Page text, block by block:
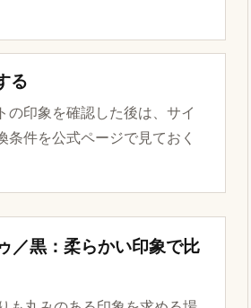
る
の印象を確認した後は、サイ
条件を公式ページで見ておく
／黒：柔らかい印象で比